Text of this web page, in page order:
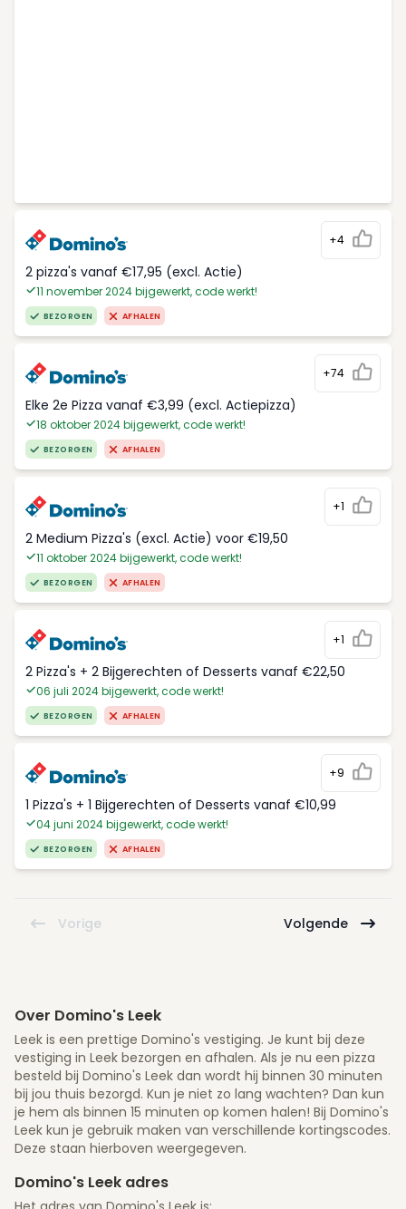
+4
2 pizza's vanaf €17,95 (excl. Actie)
11 november 2024 bijgewerkt, code werkt!
BEZORGEN AFHALEN
+74
Elke 2e Pizza vanaf €3,99 (excl. Actiepizza)
18 oktober 2024 bijgewerkt, code werkt!
BEZORGEN AFHALEN
+1
2 Medium Pizza's (excl. Actie) voor €19,50
11 oktober 2024 bijgewerkt, code werkt!
BEZORGEN AFHALEN
+1
2 Pizza's + 2 Bijgerechten of Desserts vanaf €22,50
06 juli 2024 bijgewerkt, code werkt!
BEZORGEN AFHALEN
+9
1 Pizza's + 1 Bijgerechten of Desserts vanaf €10,99
04 juni 2024 bijgewerkt, code werkt!
BEZORGEN AFHALEN
Vorige Volgende
Over Domino's Leek
Leek is een prettige Domino's vestiging. Je kunt bij deze
vestiging in Leek bezorgen en afhalen. Als je nu een pizza
besteld bij Domino's Leek dan wordt hij binnen 30 minuten
bij jou thuis bezorgd. Kun je niet zo lang wachten? Dan kun
je hem als binnen 15 minuten op komen halen! Bij Domino's
Leek kun je gebruik maken van verschillende kortingscodes.
Deze staan hierboven weergegeven.
Domino's Leek adres